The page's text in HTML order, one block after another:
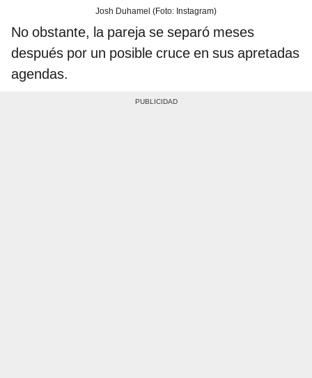
Josh Duhamel (Foto: Instagram)
No obstante, la pareja se separó meses
después por un posible cruce en sus apretadas
agendas.